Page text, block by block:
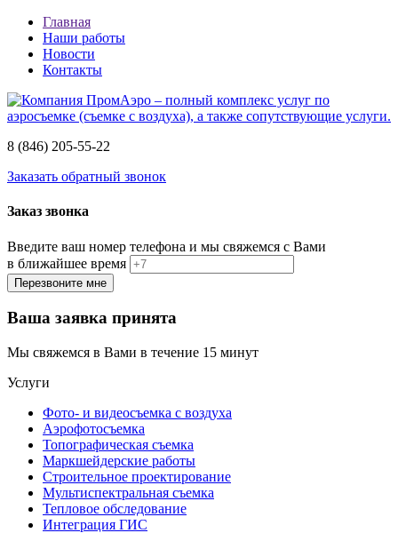
Главная
Наши работы
Новости
Контакты
8 (846) 205-55-22
Заказать обратный звонок
Заказ звонка
Введите ваш номер телефона и мы свяжемся с Вами
в ближайшее время
Ваша заявка принята
Мы свяжемся в Вами в течение 15 минут
Услуги
Фото- и видеосъемка с воздуха
Аэрофотосъемка
Топографическая съемка
Маркшейдерские работы
Строительное проектирование
Мультиспектральная съемка
Тепловое обследование
Интеграция ГИС